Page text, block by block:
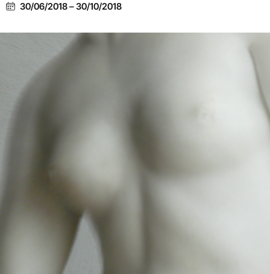
30/06/2018–30/10/2018